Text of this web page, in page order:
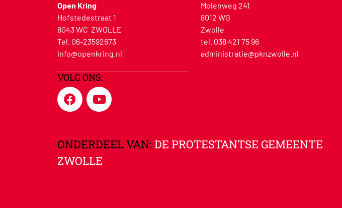
Open Kring
Hofstedestraat 1
8043 WC ZWOLLE
Tel. 06-23592673
info@openkring.nl
VOLG ONS:
Molenweg 241
8012 WG
Zwolle
tel. 038 421 75 96
administratie@pknzwolle.nl
ONDERDEEL VAN: DE PROTESTANTSE GEMEENTE
ZWOLLE